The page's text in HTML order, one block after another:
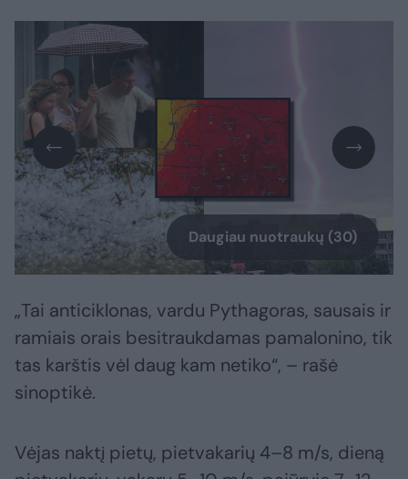
Daugiau nuotraukų (30)
„Tai anticiklonas, vardu Pythagoras, sausais ir
ramiais orais besitraukdamas pamalonino, tik
tas karštis vėl daug kam netiko“, – rašė
sinoptikė.
Vėjas naktį pietų, pietvakarių 4–8 m/s, dieną